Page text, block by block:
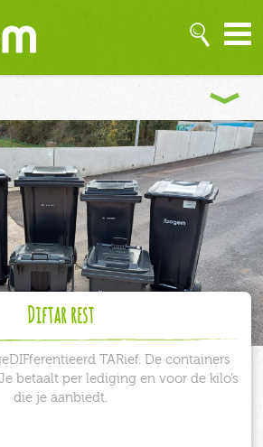
Diftar rest
TARief. De containers
betaalt per lediging en voor de kilo’s
die je aanbiedt.